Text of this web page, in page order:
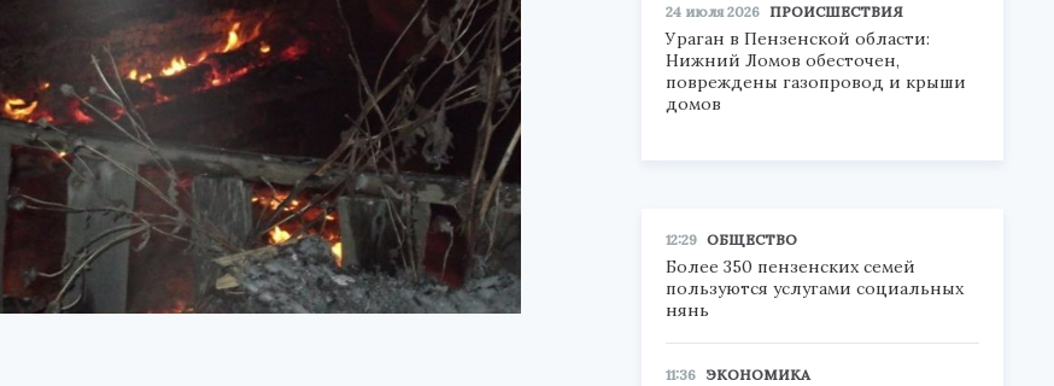
24 июля 2026 ПРОИСШЕСТВИЯ
Ураган в Пензенской области:
Нижний Ломов обесточен,
повреждены газопровод и крыши
домов
12:29 ОБЩЕСТВО
Более 350 пензенских семей
пользуются услугами социальных
нянь
11:36 ЭКОНОМИКА